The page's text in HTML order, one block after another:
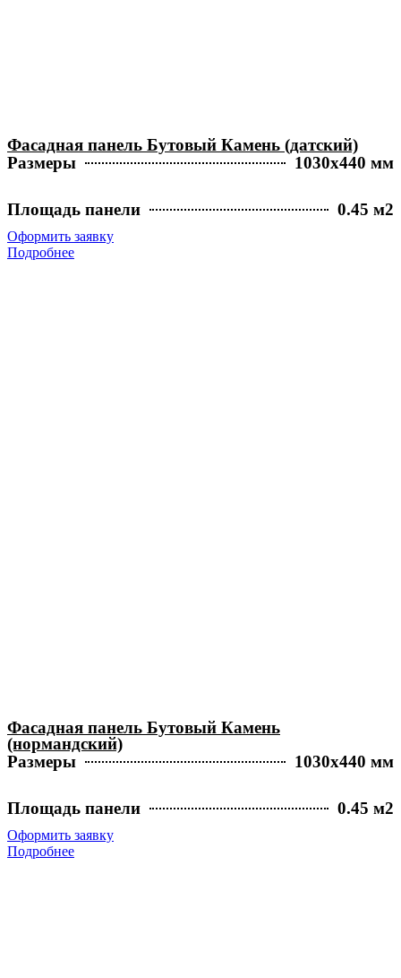
Фасадная панель Бутовый Камень (датский)
Размеры
1030х440 мм
Площадь панели 0.45 м2
Оформить заявку
Подробнее
Фасадная панель Бутовый Камень
(нормандский)
Размеры
1030х440 мм
Площадь панели 0.45 м2
Оформить заявку
Подробнее